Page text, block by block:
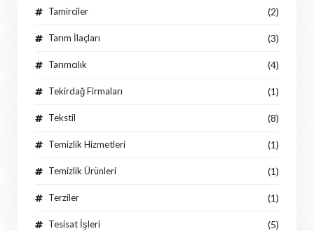
Tamirciler (2)
Tarım İlaçları (3)
Tarımcılık (4)
Tekirdağ Firmaları (1)
Tekstil (8)
Temizlik Hizmetleri (1)
Temizlik Ürünleri (1)
Terziler (1)
Tesisat İşleri (5)